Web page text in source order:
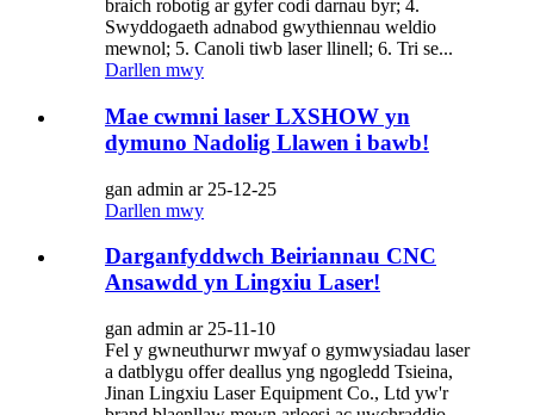
braich robotig ar gyfer codi darnau byr; 4.
Swyddogaeth adnabod gwythiennau weldio
mewnol; 5. Canoli tiwb laser llinell; 6. Tri se...
Darllen mwy
Mae cwmni laser LXSHOW yn
dymuno Nadolig Llawen i bawb!
gan admin ar 25-12-25
Darllen mwy
Darganfyddwch Beiriannau CNC
Ansawdd yn Lingxiu Laser!
gan admin ar 25-11-10
Fel y gwneuthurwr mwyaf o gymwysiadau laser
a datblygu offer deallus yng ngogledd Tsieina,
Jinan Lingxiu Laser Equipment Co., Ltd yw'r